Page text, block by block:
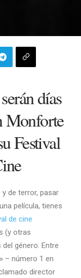
días
Monforte
Festival
de terror, pasar
película, tienes
de cine
(y otras
género. Entre
– número 1 en
director